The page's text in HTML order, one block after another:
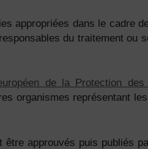
appropriées dans le cadre
du traitement ou
de la Protection des
organismes représentant
approuvés puis publiés